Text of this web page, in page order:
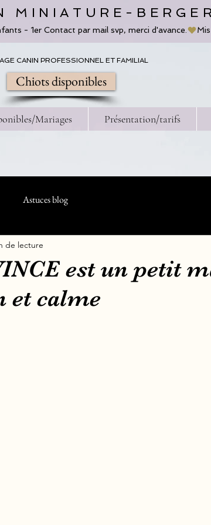
MINIATURE-
- 1er Contact par mail svp, merci d'avance.
CANIN PROFESSIONNEL ET FAMILIAL
Chiots disponibles
Mariages Présentation/tarifs
Astuces blog
est un petit
et calme
de lecture